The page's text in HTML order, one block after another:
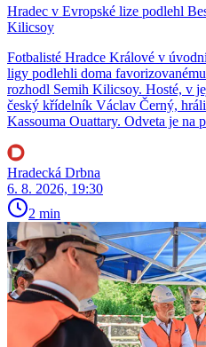
Hradec v Evropské lize podlehl
Kilicsoy
Fotbalisté Hradce Králové v
ligy podlehli doma
rozhodl Semih Kilicsoy. Hosté, v
český křídelník Václav Černý,
Kassouma Ouattary. Odveta je na
Hradecká Drbna
6. 8. 2026, 19:30
2 min